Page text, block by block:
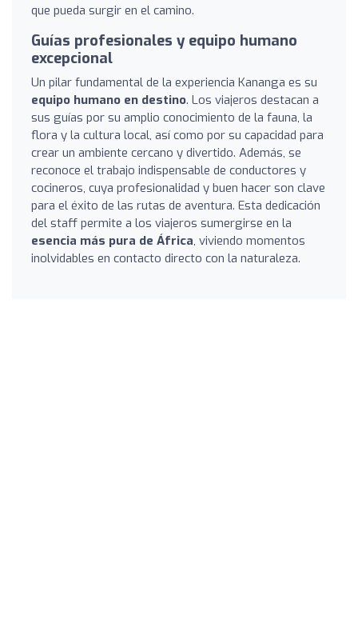
que pueda surgir en el camino.
Guías profesionales y equipo humano
excepcional
Un pilar fundamental de la experiencia Kananga es su
equipo humano en destino. Los viajeros destacan a
sus guías por su amplio conocimiento de la fauna, la
flora y la cultura local, así como por su capacidad para
crear un ambiente cercano y divertido. Además, se
reconoce el trabajo indispensable de conductores y
cocineros, cuya profesionalidad y buen hacer son clave
para el éxito de las rutas de aventura. Esta dedicación
del staff permite a los viajeros sumergirse en la
esencia más pura de África, viviendo momentos
inolvidables en contacto directo con la naturaleza.